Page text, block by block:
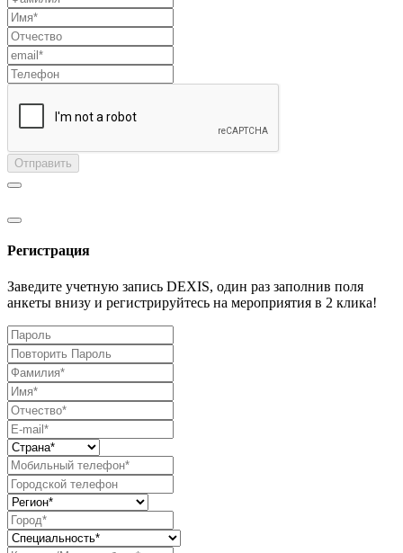
Отправить
Регистрация
Заведите учетную запись DEXIS, один раз заполнив поля
анкеты внизу и регистрируйтесь на мероприятия в 2 клика!